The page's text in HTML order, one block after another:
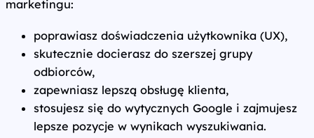
marketingu:
poprawiasz doświadczenia użytkownika (UX),
skutecznie docierasz do szerszej grupy
odbiorców,
zapewniasz lepszą obsługę klienta,
stosujesz się do wytycznych Google i zajmujesz
lepsze pozycje w wynikach wyszukiwania.